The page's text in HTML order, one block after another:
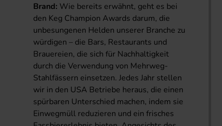
Brand: Wie bereits erwähnt, geht es bei
den Keg Champion Awards darum, die
unbesungenen Helden unserer Branche zu
würdigen – die Bars, Restaurants und
Brauereien, die sich für Nachhaltigkeit
durch die Verwendung von Mehrweg-
Stahlfässern einsetzen. Jedes Jahr stellen
wir in den USA Betriebe heraus, die einen
spürbaren Unterschied machen, indem sie
Einwegmüll reduzieren und ein frisches